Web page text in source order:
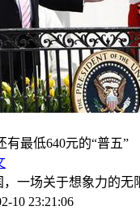
一场关于想象力的无
10 23:21:06